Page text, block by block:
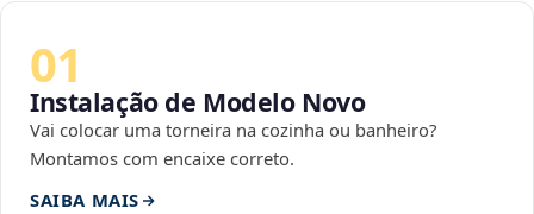
01
Instalação de Modelo Novo
Vai colocar uma torneira na cozinha ou banheiro?
Montamos com encaixe correto.
SAIBA MAIS